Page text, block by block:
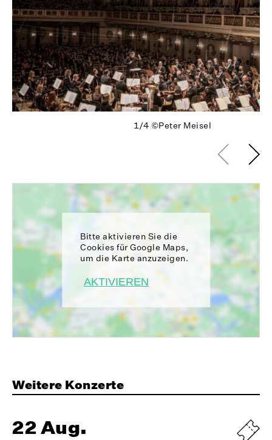
1/4 ©Peter Meisel
Bitte aktivieren Sie die
Cookies für Google Maps,
um die Karte anzuzeigen.
AKTIVIEREN
Weitere Konzerte
22 Aug.